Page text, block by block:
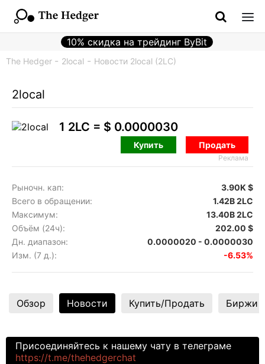
10% скидка на трейдинг ByBit
The Hedger 2local Новости 2local (2LC)
2local
1 2LC = $ 0.0000030
Купить Продать
Реклама
Рыночн. кап:
3.90K $
Всего в обращении:
1.42B 2LC
Максимум:
13.40B 2LC
Объём (24ч):
202.00 $
Дн. диапазон:
0.0000020 - 0.0000030
Изм. (7 д.):
-6.53%
Обзор Новости Купить/Продать Биржи
Присоединяйтесь к нашему чату в телеграме
https://t.me/thehedgerchat